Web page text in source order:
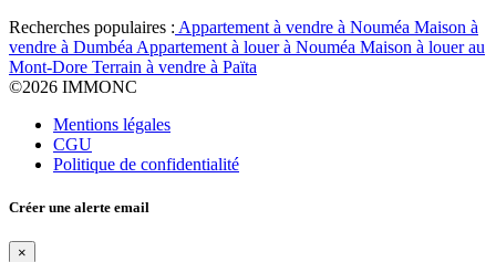
Recherches populaires : Appartement à vendre à Nouméa Maison à
vendre à Dumbéa Appartement à louer à Nouméa Maison à louer au
Mont-Dore Terrain à vendre à Païta
©2026 IMMONC
Mentions légales
CGU
Politique de confidentialité
Créer une alerte email
×